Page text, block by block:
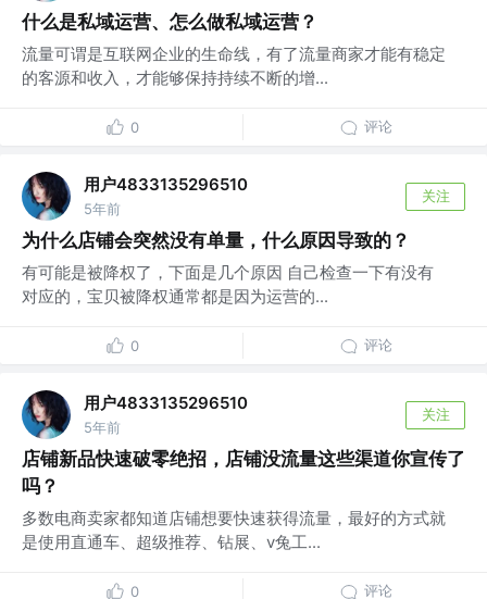
什么是私域运营、怎么做私域运营？
流量可谓是互联网企业的生命线，有了流量商家才能有稳定
的客源和收入，才能够保持持续不断的增...
0 评论
用户4833135296510
5年前
关注
为什么店铺会突然没有单量，什么原因导致的？
有可能是被降权了，下面是几个原因 自己检查一下有没有
对应的，宝贝被降权通常都是因为运营的...
0 评论
用户4833135296510
5年前
关注
店铺新品快速破零绝招，店铺没流量这些渠道你宣传了
吗？
多数电商卖家都知道店铺想要快速获得流量，最好的方式就
是使用直通车、超级推荐、钻展、v兔工...
0 评论